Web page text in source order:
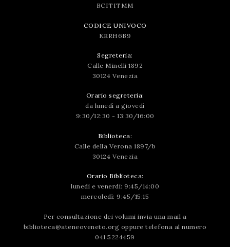
BCITITMM
CODICE UNIVOCO
KRRH6B9
Segreteria:
Calle Minelli 1892
30124 Venezia
Orario segreteria:
da lunedì a giovedì
9:30/12:30 - 13:30/16:00
Biblioteca:
Calle della Verona 1897/b
30124 Venezia
Orario Biblioteca:
lunedì e venerdì: 9:45/14:00
mercoledì: 9:45/15:15
Per consultazione dei volumi invia una mail a
biblioteca@ateneoveneto.org oppure telefona al numero
041 5224459